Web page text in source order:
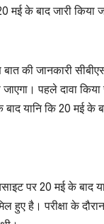
के बाद जारी
की जानकारी
पहले दावा
यानि कि 20 मई के
पर 20 मई के बाद
हुए है। परीक्षा के